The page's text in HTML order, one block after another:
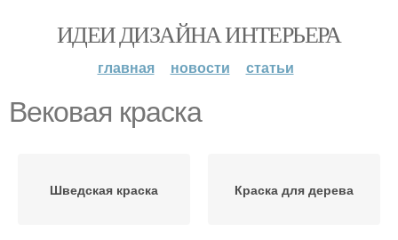
ИДЕИ ДИЗАЙНА ИНТЕРЬЕРА
главная новости статьи
Вековая краска
Шведская краска Краска для дерева